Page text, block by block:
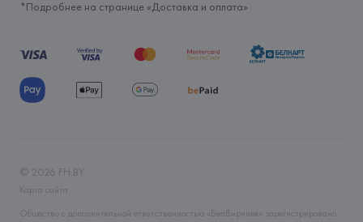
*Подробнее на странице «Доставка и оплата»
© 2026 FH.BY
Карта сайта
Общество с дополнительной ответственностью «БелВиринея» зарегистрировано